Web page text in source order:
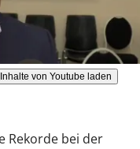
Inhalte von Youtube laden
Rekorde bei der